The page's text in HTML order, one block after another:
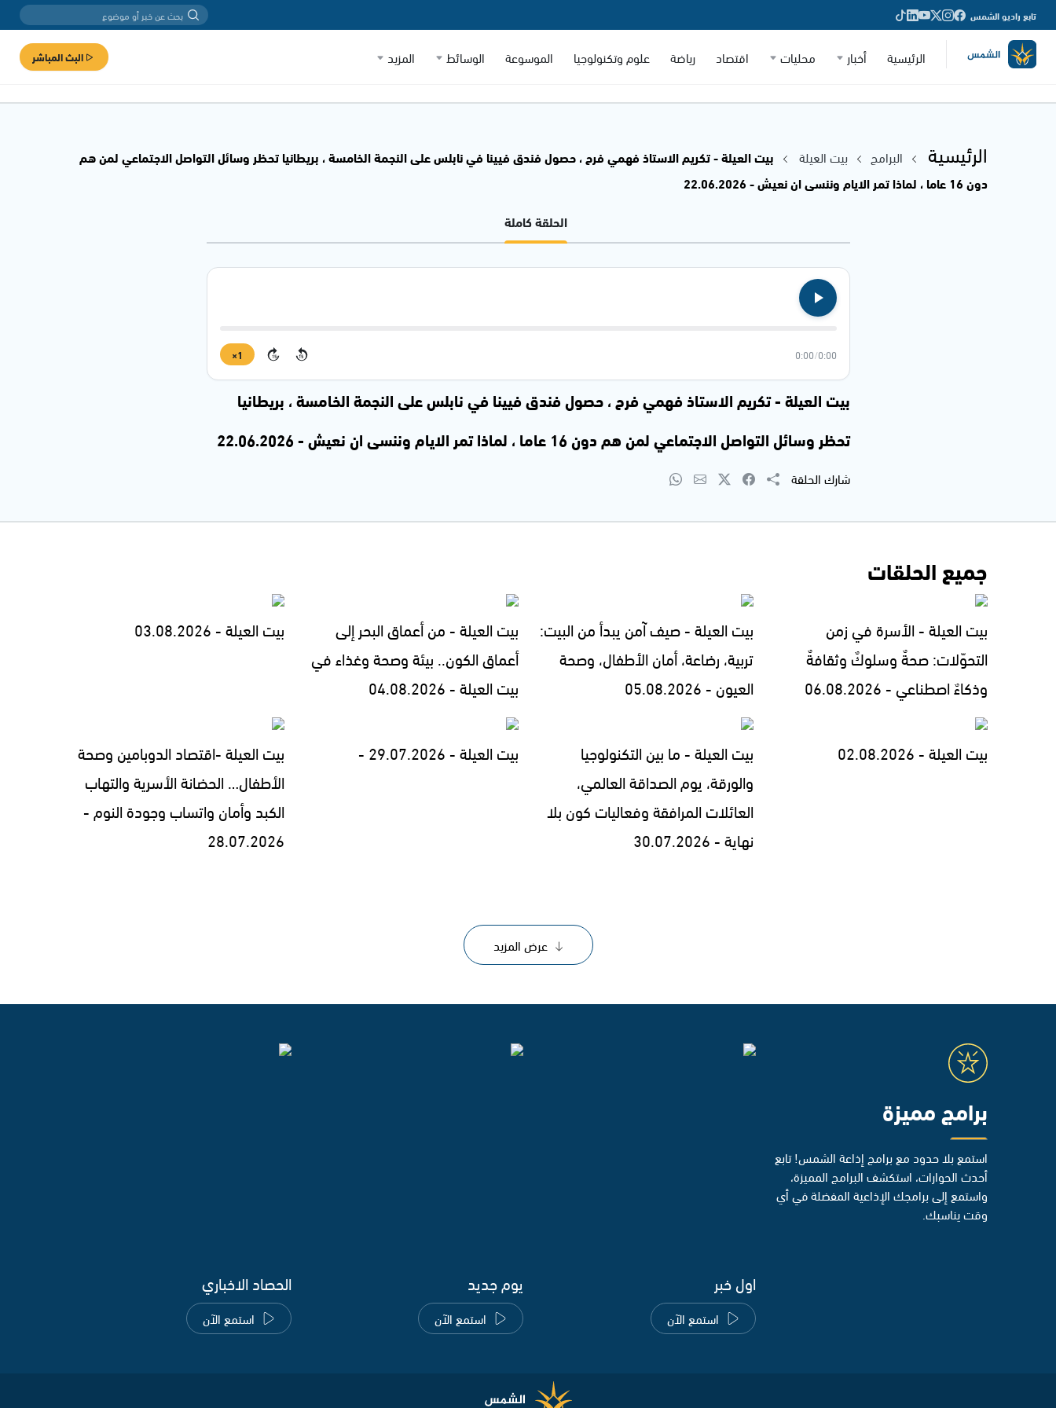
تابع راديو الشمس
الرئيسية أخبار محليات اقتصاد رياضة علوم وتكنولوجيا الموسوعة الوسائط المزيد البث المباشر
الرئيسية البرامج بيت العيلة
بيت العيلة - تكريم الاستاذ فهمي فرح ، حصول فندق فيينا في نابلس على النجمة الخامسة ، بريطانيا تحظر وسائل التواصل الاجتماعي لمن هم
دون 16 عاما ، لماذا تمر الايام وننسى ان نعيش - 22.06.2026
الحلقة كاملة
0:00
/
0:00
15
15
1×
بيت العيلة - تكريم الاستاذ فهمي فرح ، حصول فندق فيينا في نابلس على النجمة الخامسة ، بريطانيا
تحظر وسائل التواصل الاجتماعي لمن هم دون 16 عاما ، لماذا تمر الايام وننسى ان نعيش - 22.06.2026
شارك الحلقة
جميع الحلقات
بيت العيلة - الأسرة في زمن
التحوّلات: صحةٌ وسلوكٌ وثقافةٌ
وذكاءٌ اصطناعي - 06.08.2026
بيت العيلة - صيف آمن يبدأ من البيت:
تربية، رضاعة، أمان الأطفال، وصحة
العيون - 05.08.2026
بيت العيلة - من أعماق البحر إلى
أعماق الكون.. بيئة وصحة وغذاء في
بيت العيلة - 04.08.2026
بيت العيلة - 03.08.2026
بيت العيلة - 02.08.2026
بيت العيلة - ما بين التكنولوجيا
والورقة، يوم الصداقة العالمي،
العائلات المرافقة وفعاليات كون بلا
نهاية - 30.07.2026
بيت العيلة - 29.07.2026 -
بيت العيلة -اقتصاد الدوبامين وصحة
الأطفال… الحضانة الأسرية والتهاب
الكبد وأمان واتساب وجودة النوم -
28.07.2026
عرض المزيد
برامج مميزة
استمع بلا حدود مع برامج إذاعة الشمس! تابع
أحدث الحوارات، استكشف البرامج المميزة،
واستمع إلى برامجك الإذاعية المفضلة في أي
وقت يناسبك.
اول خبر
استمع الآن
يوم جديد
استمع الآن
الحصاد الاخباري
استمع الآن